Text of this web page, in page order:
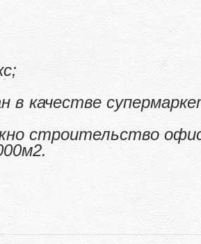
качестве
строительство